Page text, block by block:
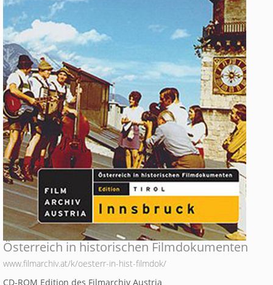
Österreich in historischen Filmdokumenten
www.filmarchiv.at/k/oesterr-in-hist-filmdok/
CD-ROM Edition des Filmarchiv Austria